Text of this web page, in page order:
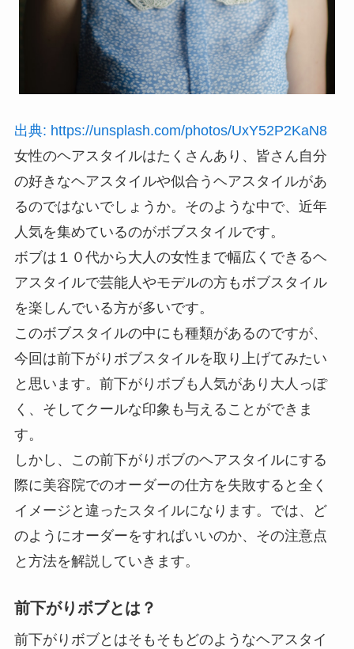
出典: https://unsplash.com/photos/UxY52P2KaN8
女性のヘアスタイルはたくさんあり、皆さん自分
の好きなヘアスタイルや似合うヘアスタイルがあ
るのではないでしょうか。そのような中で、近年
人気を集めているのがボブスタイルです。
ボブは１０代から大人の女性まで幅広くできるヘ
アスタイルで芸能人やモデルの方もボブスタイル
を楽しんでいる方が多いです。
このボブスタイルの中にも種類があるのですが、
今回は前下がりボブスタイルを取り上げてみたい
と思います。前下がりボブも人気があり大人っぽ
く、そしてクールな印象も与えることができま
す。
しかし、この前下がりボブのヘアスタイルにする
際に美容院でのオーダーの仕方を失敗すると全く
イメージと違ったスタイルになります。では、ど
のようにオーダーをすればいいのか、その注意点
と方法を解説していきます。
前下がりボブとは？
前下がりボブとはそもそもどのようなヘアスタイ